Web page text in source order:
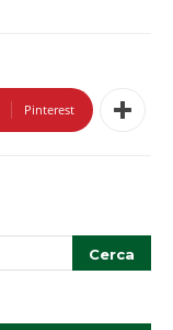
Pinterest